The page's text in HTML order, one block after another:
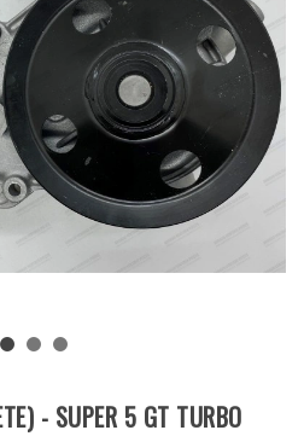
- SUPER 5 GT TURBO